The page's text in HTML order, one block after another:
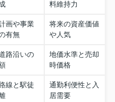
料維持力
画や事業
有無
将来の資産価値
や人気
路沿いの
地価水準と売却
時価格
線と駅徒
通勤利便性と入
居需要